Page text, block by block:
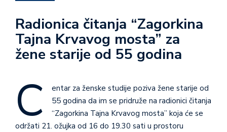
Radionica čitanja “Zagorkina
Tajna Krvavog mosta” za
žene starije od 55 godina
C
entar za ženske studije poziva žene starije od
55 godina da im se pridruže na radionici čitanja
“Zagorkina Tajna Krvavog mosta” koja će se
održati 21. ožujka od 16 do 19.30 sati u prostoru